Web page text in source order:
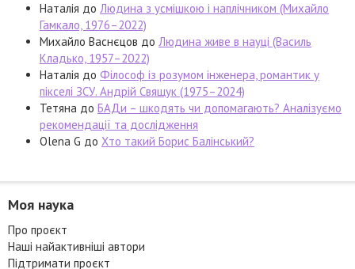
Наталія до Людина з усмішкою і наплічником (Михайло
Гамкало, 1976–2022)
Михайло Васнєцов до Людина живе в науці (Василь
Кладько, 1957–2022)
Наталія до Філософ із розумом інженера, романтик у
пікселі ЗСУ. Андрій Свящук (1975–2024)
Тетяна до БАДи – шкодять чи допомагають? Аналізуємо
рекомендації та дослідження
Olena G до Хто такий Борис Балінський?
Моя наука
Про проєкт
Наші найактивніші автори
Підтримати проєкт